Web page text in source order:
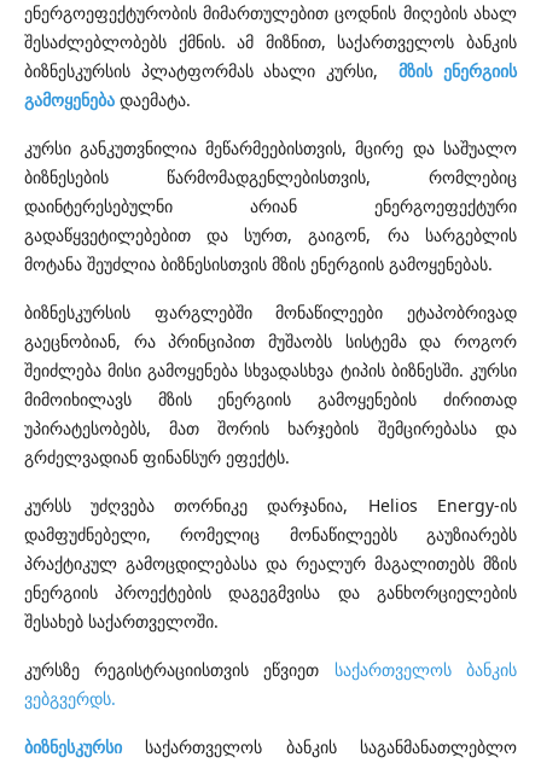
ენერგოეფექტურობის მიმართულებით ცოდნის მიღების ახალ
შესაძლებლობებს ქმნის. ამ მიზნით, საქართველოს ბანკის
ბიზნესკურსის პლატფორმას ახალი კურსი,მზის ენერგიის
გამოყენება დაემატა.
კურსი განკუთვნილია მეწარმეებისთვის, მცირე და საშუალო
ბიზნესების წარმომადგენლებისთვის, რომლებიც
დაინტერესებულნი არიან ენერგოეფექტური
გადაწყვეტილებებით და სურთ, გაიგონ, რა სარგებლის
მოტანა შეუძლია ბიზნესისთვის მზის ენერგიის გამოყენებას.
ბიზნესკურსის ფარგლებში მონაწილეები ეტაპობრივად
გაეცნობიან, რა პრინციპით მუშაობს სისტემა და როგორ
შეიძლება მისი გამოყენება სხვადასხვა ტიპის ბიზნესში. კურსი
მიმოიხილავს მზის ენერგიის გამოყენების ძირითად
უპირატესობებს, მათ შორის ხარჯების შემცირებასა და
გრძელვადიან ფინანსურ ეფექტს.
კურსს უძღვება თორნიკე დარჯანია, Helios Energy-ის
დამფუძნებელი, რომელიც მონაწილეებს გაუზიარებს
პრაქტიკულ გამოცდილებასა და რეალურ მაგალითებს მზის
ენერგიის პროექტების დაგეგმვისა და განხორციელების
შესახებ საქართველოში.
კურსზე რეგისტრაციისთვის ეწვიეთ საქართველოს ბანკის
ვებგვერდს.
ბიზნესკურსი საქართველოს ბანკის საგანმანათლებლო